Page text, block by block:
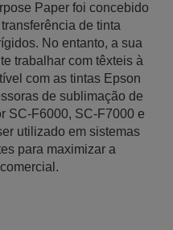
Paper foi concebido
de tinta
No entanto, a sua
trabalhar com têxteis à
com as tintas Epson
de sublimação de
SC-F6000, SC-F7000 e
utilizado em sistemas
para maximizar a